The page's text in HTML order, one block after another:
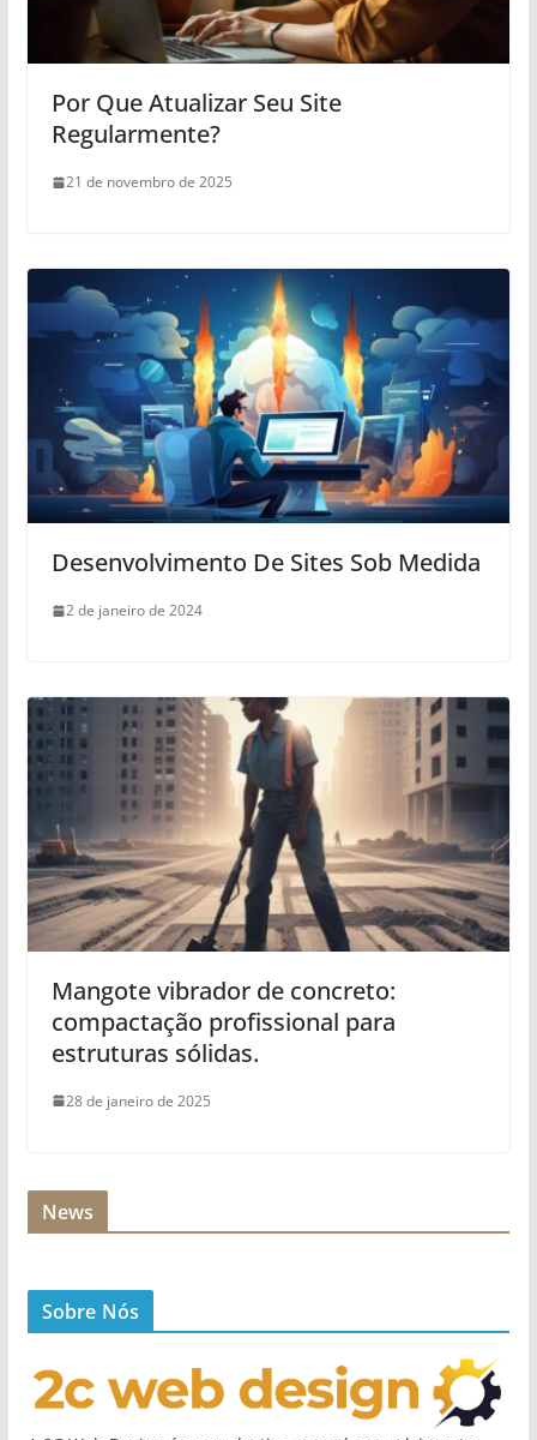
Por Que Atualizar Seu Site
Regularmente?
21 de novembro de 2025
Desenvolvimento De Sites Sob Medida
2 de janeiro de 2024
Mangote vibrador de concreto:
compactação profissional para
estruturas sólidas.
28 de janeiro de 2025
News
Sobre Nós